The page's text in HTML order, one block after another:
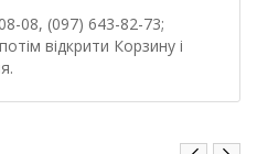
08, (097) 643-82-73;
відкрити Корзину і